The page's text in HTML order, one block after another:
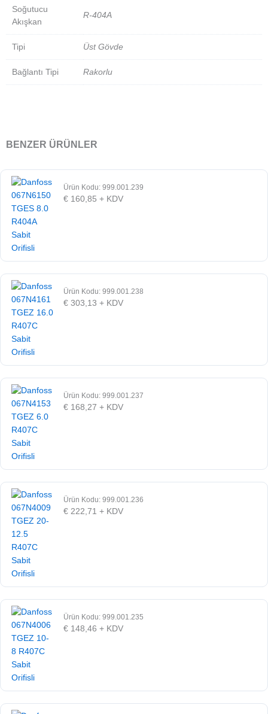
Soğutucu
Akışkan
R-404A
Tipi Üst Gövde
Bağlantı Tipi Rakorlu
BENZER ÜRÜNLER
Ürün Kodu: 999.001.239
€ 160,85 + KDV
Ürün Kodu: 999.001.238
€ 303,13 + KDV
Ürün Kodu: 999.001.237
€ 168,27 + KDV
Ürün Kodu: 999.001.236
€ 222,71 + KDV
Ürün Kodu: 999.001.235
€ 148,46 + KDV